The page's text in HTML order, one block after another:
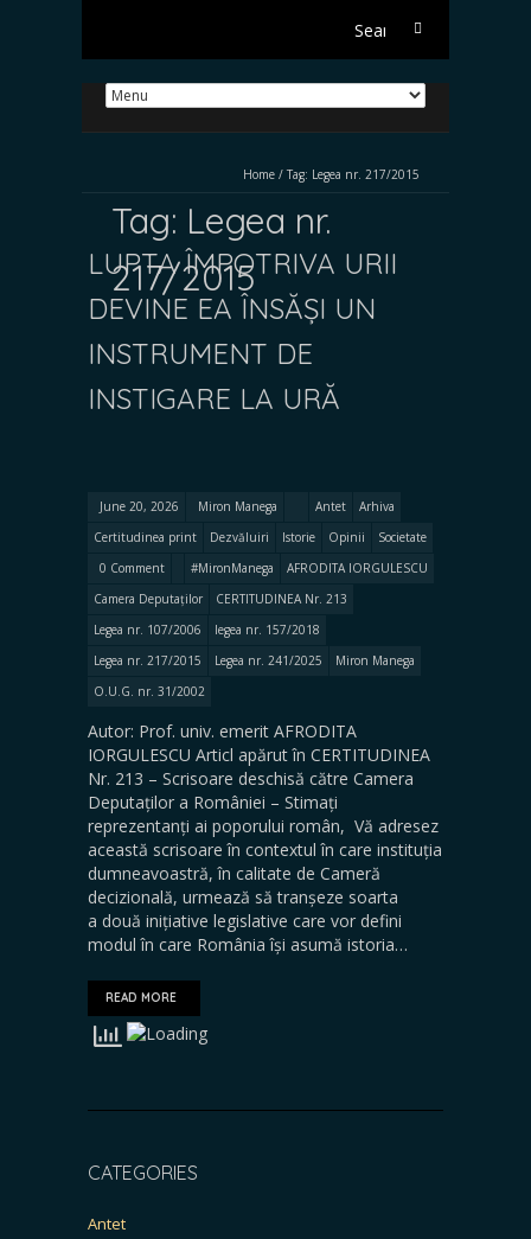
Search
Home / Tag: Legea nr. 217/2015
Tag: Legea nr.
217/2015
LUPTA ÎMPOTRIVA URII
DEVINE EA ÎNSĂȘI UN
INSTRUMENT DE
INSTIGARE LA URĂ
June 20, 2026 Miron Manega Antet
Arhiva
Certitudinea print
Dezvăluiri Istorie Opinii
Societate
0 Comment
#MironManega
AFRODITA IORGULESCU
Camera Deputaților
CERTITUDINEA Nr. 213
Legea nr. 107/2006
legea nr. 157/2018
Legea nr. 217/2015
Legea nr. 241/2025
Miron Manega
O.U.G. nr. 31/2002
Autor: Prof. univ. emerit AFRODITA
IORGULESCU Articl apărut în CERTITUDINEA
Nr. 213 – Scrisoare deschisă către Camera
Deputaților a României – Stimați
reprezentanți ai poporului român, Vă adresez
această scrisoare în contextul în care instituția
dumneavoastră, în calitate de Cameră
decizională, urmează să tranșeze soarta
a două inițiative legislative care vor defini
modul în care România își asumă istoria…
READ MORE
CATEGORIES
Antet